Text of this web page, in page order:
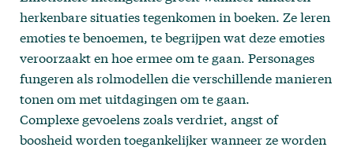
herkenbare situaties tegenkomen in boeken. Ze leren
emoties te benoemen, te begrijpen wat deze emoties
veroorzaakt en hoe ermee om te gaan. Personages
fungeren als rolmodellen die verschillende manieren
tonen om met uitdagingen om te gaan.
Complexe gevoelens zoals verdriet, angst of
boosheid worden toegankelijker wanneer ze worden